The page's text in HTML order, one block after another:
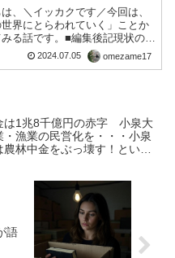
、＼イッカクです／今回は、
世界にとらわれていく」ことか
みる話です。■編集後記現状の世
ちばん問題なのが「政治不審」
。コレは、一つの大きな偏りに
2024.07.05 omezame17
は1兆8千億円の赤字 小泉大
・漁業の民営化を・・・小泉
林中金をぶっ壊す！という
語